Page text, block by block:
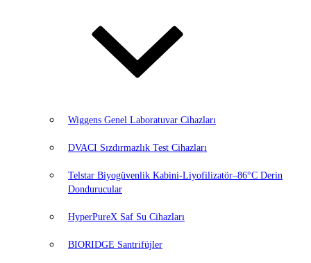
Wiggens Genel Laboratuvar Cihazları
DVACI Sızdırmazlık Test Cihazları
Telstar Biyogüvenlik Kabini-Liyofilizatör–86°C Derin
Dondurucular
HyperPureX Saf Su Cihazları
BIORIDGE Santrifüjler